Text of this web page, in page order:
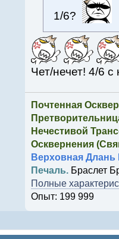
1/6?
Чет/нечет! 4/6
Почтенная
Нечестивой
Осквернения
Верховная Длань
Печаль.Браслет
Полные
Опыт: 199 999